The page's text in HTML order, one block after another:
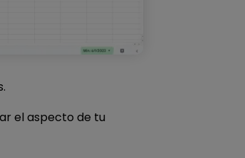
el aspecto de tu